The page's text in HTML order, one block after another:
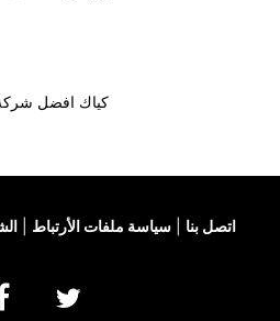
كياك افضل شركة
سياسة ملفات الأرتباط اتصل بنا